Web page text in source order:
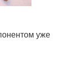
перцы
уже